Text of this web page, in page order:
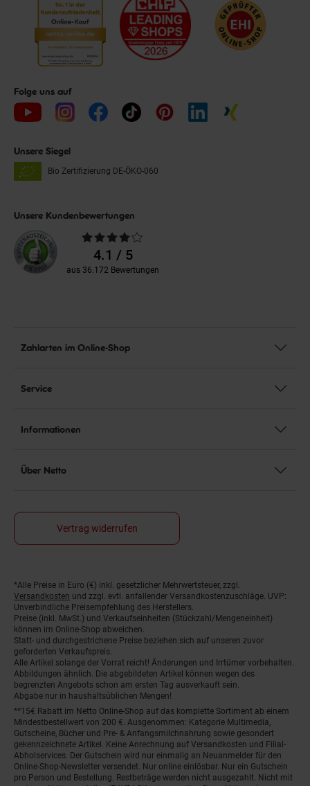
Folge uns auf
Unsere Siegel
Bio Zertifizierung DE-ÖKO-060
Unsere Kundenbewertungen
Durchschnittliche
Bewertungen4.1 / 5
aus 36.172 Bewertungen
Zahlarten im Online-Shop
Service
Informationen
Über Netto
Vertrag widerrufen
Fußnoten
*Alle Preise in Euro (€) inkl. gesetzlicher Mehrwertsteuer, zzgl.
Versandkosten und zzgl. evtl. anfallender Versandkostenzuschläge. UVP:
Unverbindliche Preisempfehlung des Herstellers.
Preise (inkl. MwSt.) und Verkaufseinheiten (Stückzahl/Mengeneinheit)
können im Online-Shop abweichen.
Statt- und durchgestrichene Preise beziehen sich auf unseren zuvor
geforderten Verkaufspreis.
Alle Artikel solange der Vorrat reicht! Änderungen und Irrtümer vorbehalten.
Abbildungen ähnlich. Die abgebildeten Artikel können wegen des
begrenzten Angebots schon am ersten Tag ausverkauft sein.
Abgabe nur in haushaltsüblichen Mengen!
**15€ Rabatt im Netto Online-Shop auf das komplette Sortiment ab einem
Mindestbestellwert von 200 €. Ausgenommen: Kategorie Multimedia,
Gutscheine, Bücher und Pre- & Anfangsmilchnahrung sowie gesondert
gekennzeichnete Artikel. Keine Anrechnung auf Versandkosten und Filial-
Abholservices. Der Gutschein wird nur einmalig an Neuanmelder für den
Online-Shop-Newsletter versendet. Nur online einlösbar. Nur ein Gutschein
pro Person und Bestellung. Restbeträge werden nicht ausgezahlt. Nicht mit